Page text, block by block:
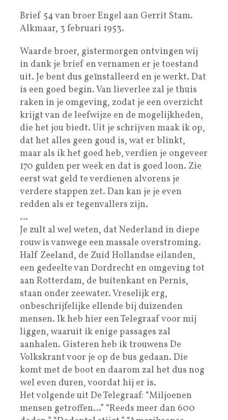
Brief 54 van broer Engel aan Gerrit Stam.
Alkmaar, 3 februari 1953.
Waarde broer, gistermorgen ontvingen wij
in dank je brief en vernamen er je toestand
uit. Je bent dus geïnstalleerd en je werkt. Dat
is een goed begin. Van lieverlee zal je thuis
raken in je omgeving, zodat je een overzicht
krijgt van de leefwijze en de mogelijkheden,
die het jou biedt. Uit je schrijven maak ik op,
dat het alles geen goud is, wat er blinkt,
maar als ik het goed heb, verdien je ongeveer
170 gulden per week en dat is goed loon. Zie
eerst wat geld te verdienen alvorens je
verdere stappen zet. Dan kan je je even
redden als er tegenvallers zijn.
…
Je zult al wel weten, dat Nederland in diepe
rouw is vanwege een massale overstroming.
Half Zeeland, de Zuid Hollandse eilanden,
een gedeelte van Dordrecht en omgeving tot
aan Rotterdam, de buitenkant en Pernis,
staan onder zeewater. Vreselijk erg,
onbeschrijfelijke ellende bij duizenden
mensen. Ik heb hier een Telegraaf voor mij
liggen, waaruit ik enige passages zal
aanhalen. Gisteren heb ik trouwens De
Volkskrant voor je op de bus gedaan. Die
komt met de boot en daarom zal het dus nog
wel even duren, voordat hij er is.
Het volgende uit De Telegraaf: “Miljoenen
mensen getroffen…” “Reeds meer dan 600